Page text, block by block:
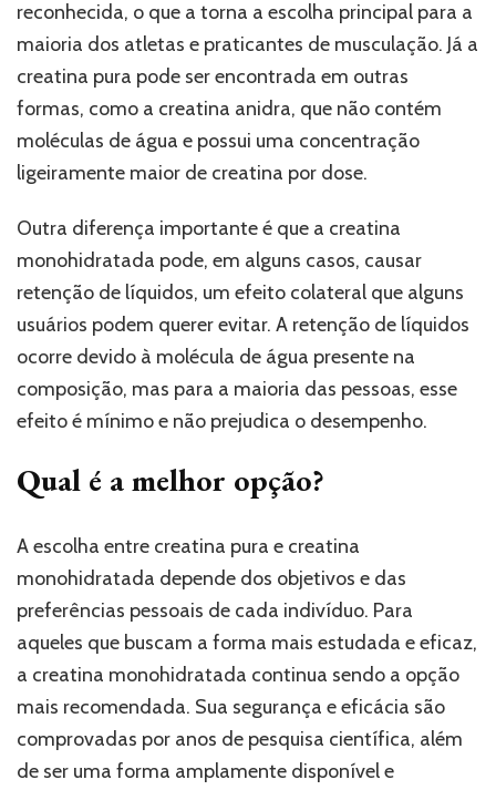
reconhecida, o que a torna a escolha principal para a
maioria dos atletas e praticantes de musculação. Já a
creatina pura pode ser encontrada em outras
formas, como a creatina anidra, que não contém
moléculas de água e possui uma concentração
ligeiramente maior de creatina por dose.
Outra diferença importante é que a creatina
monohidratada pode, em alguns casos, causar
retenção de líquidos, um efeito colateral que alguns
usuários podem querer evitar. A retenção de líquidos
ocorre devido à molécula de água presente na
composição, mas para a maioria das pessoas, esse
efeito é mínimo e não prejudica o desempenho.
Qual é a melhor opção?
A escolha entre creatina pura e creatina
monohidratada depende dos objetivos e das
preferências pessoais de cada indivíduo. Para
aqueles que buscam a forma mais estudada e eficaz,
a creatina monohidratada continua sendo a opção
mais recomendada. Sua segurança e eficácia são
comprovadas por anos de pesquisa científica, além
de ser uma forma amplamente disponível e